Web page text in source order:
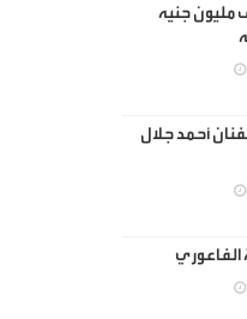
مليون جنيه
أحمد جلال
الفاعوري